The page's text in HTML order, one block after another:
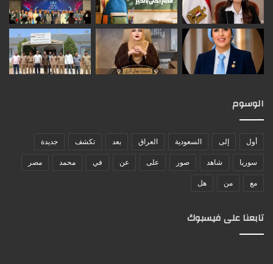
الوسوم
أول إلى السعودية العراق بعد تكشف جديدة
سوريا شاهد صور على عن في محمد مصر
مع من هل
تابعنا على فيسبوك